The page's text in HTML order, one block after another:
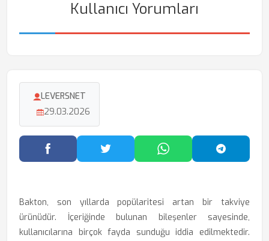
Kullanıcı Yorumları
LEVERSNET
29.03.2026
Facebook'ta PaylaşTwitter'da PaylaşWhatsApp'ta Paylaş
Bakton, son yıllarda popülaritesi artan bir takviye
ürünüdür. İçeriğinde bulunan bileşenler sayesinde,
kullanıcılarına birçok fayda sunduğu iddia edilmektedir.